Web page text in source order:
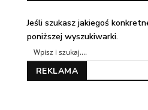
Jeśli szukasz jakiegoś
poniższej wyszukiwarki.
REKLAMA